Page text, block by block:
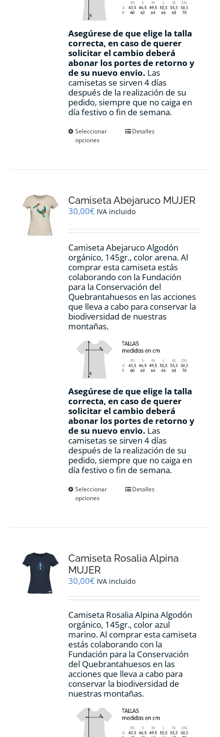
Asegúrese de que elige la talla
correcta, en caso de querer
solicitar el cambio deberá
abonar los portes de retorno y
de su nuevo envio. Las
camisetas se sirven 4 días
después de la realización de su
pedido, siempre que no caiga en
día festivo o fin de semana.
Seleccionar
opciones
Este
se
pueden
en
página
de
producto
Detalles
Camiseta Abejaruco MUJER
30,00€ IVA incluido
Camiseta Abejaruco Algodón
orgánico, 145gr., color arena. Al
comprar esta camiseta estás
colaborando con la Fundación
para la Conservación del
Quebrantahuesos en las acciones
que lleva a cabo para conservar la
biodiversidad de nuestras
montañas.
Asegúrese de que elige la talla
correcta, en caso de querer
solicitar el cambio deberá
abonar los portes de retorno y
de su nuevo envio. Las
camisetas se sirven 4 días
después de la realización de su
pedido, siempre que no caiga en
día festivo o fin de semana.
Seleccionar
opciones
Este
se
elegir
la
de
producto
Detalles
Camiseta Rosalia Alpina
MUJER
30,00€ IVA incluido
Camiseta Rosalia Alpina Algodón
orgánico, 145gr., color azul
marino. Al comprar esta camiseta
estás colaborando con la
Fundación para la Conservación
del Quebrantahuesos en las
acciones que lleva a cabo para
conservar la biodiversidad de
nuestras montañas.